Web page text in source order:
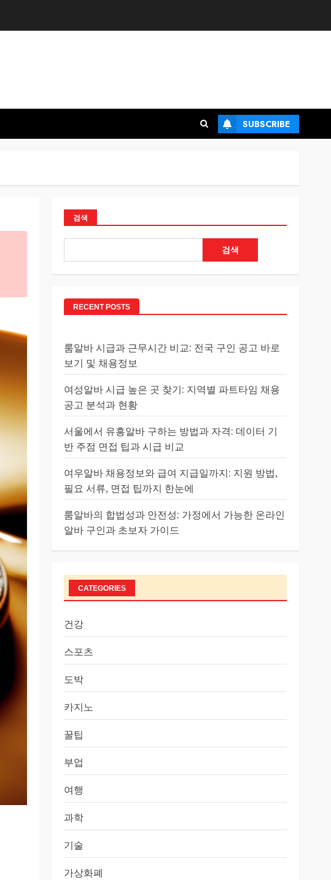
SUBSCRIBE
검색
검색
RECENT POSTS
룸알바 시급과 근무시간 비교: 전국 구인 공고 바로
보기 및 채용정보
여성알바 시급 높은 곳 찾기: 지역별 파트타임 채용
공고 분석과 현황
서울에서 유흥알바 구하는 방법과 자격: 데이터 기
반 주점 면접 팁과 시급 비교
여우알바 채용정보와 급여 지급일까지: 지원 방법,
필요 서류, 면접 팁까지 한눈에
룸알바의 합법성과 안전성: 가정에서 가능한 온라인
알바 구인과 초보자 가이드
CATEGORIES
건강
스포츠
도박
카지노
꿀팁
부업
여행
과학
기술
가상화폐